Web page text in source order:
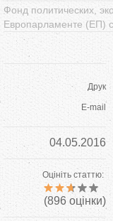
Фонд политических,
Европарламенте (ЕП)
Друк
E-mail
04.05.2016
Оцініть статтю:
(896 оцінки)